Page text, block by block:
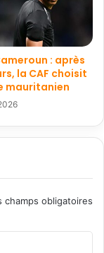
: après
la CAF choisit
mauritanien
champs obligatoires